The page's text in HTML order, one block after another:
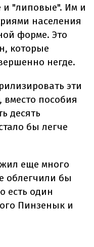
"липовые". Им и
населения
форме. Это
которые
негде.
эти
пособия
десять
бы легче
еще много
облегчили бы
есть один
Пинзенык и